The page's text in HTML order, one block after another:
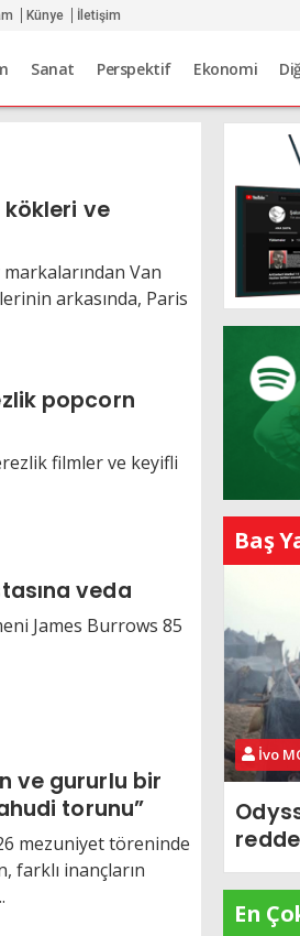
Künye İletişim
Sanat Perspektif Ekonomi
kökleri ve
Van
arkasında, Paris
popcorn
filmler ve keyifli
veda
James Burrows 85
ve gururlu bir
torunu”
mezuniyet töreninde
farklı inançların
Baş
İvo
En